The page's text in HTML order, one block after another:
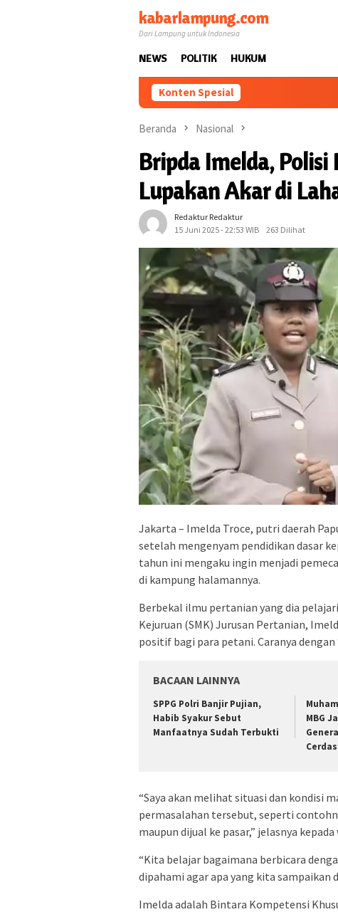
kabarlampung.com
Dari Lampung untuk Indonesia
NEWS POLITIK HUKUM
Konten Spesial
Beranda Nasional
Bripda Imelda, Polisi
Lupakan Akar di
Redaktur Redaktur
15 Juni 2025 - 22:53 WIB
263 Dilihat
Jakarta – Imelda Troce, putri daerah
setelah mengenyam pendidikan dasar
tahun ini mengaku ingin menjadi
di kampung halamannya.
Berbekal ilmu pertanian yang dia
Kejuruan (SMK) Jurusan Pertanian,
positif bagi para petani. Caranya
BACAAN LAINNYA
SPPG Polri Banjir Pujian,
Habib Syakur Sebut
Manfaatnya Sudah Terbukti
MBG
Cerdas
“Saya akan melihat situasi dan kondisi
permasalahan tersebut, seperti
maupun dijual ke pasar,” jelasnya
“Kita belajar bagaimana berbicara
dipahami agar apa yang kita sampaikan
Imelda adalah Bintara Kompetensi